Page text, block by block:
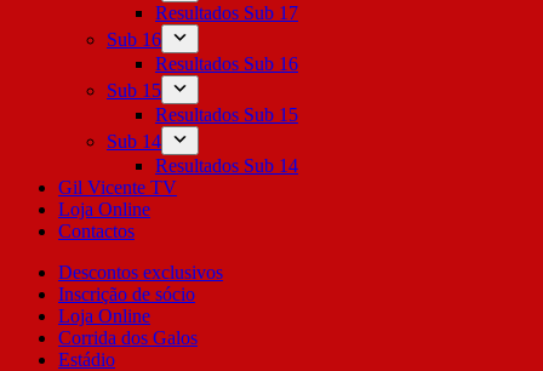
Resultados Sub 17
Sub 16
Resultados Sub 16
Sub 15
Resultados Sub 15
Sub 14
Resultados Sub 14
Gil Vicente TV
Loja Online
Contactos
Descontos exclusivos
Inscrição de sócio
Loja Online
Corrida dos Galos
Estádio